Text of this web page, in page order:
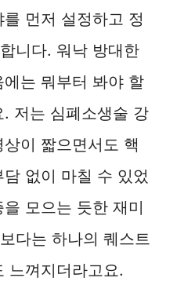
먼저 설정하고 정
니다. 워낙 방대한
는 뭐부터 봐야 할
저는 심폐소생술 강
이 짧으면서도 핵
없이 마칠 수 있었
모으는 듯한 재미
다는 하나의 퀘스트
느껴지더라고요.